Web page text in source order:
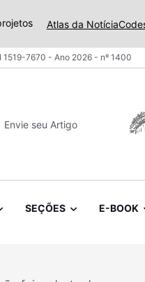
Atlas da Notícia
1519-7670 - Ano 2026 - nº 1400
Envie seu Artigo
SEÇÕES E-BOOK